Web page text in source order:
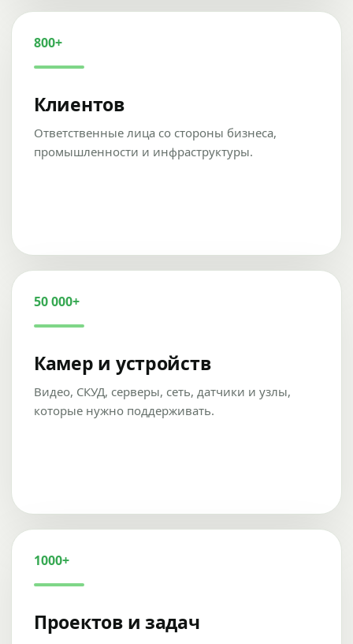
800+
Клиентов
Ответственные лица со стороны бизнеса,
промышленности и инфраструктуры.
50 000+
Камер и устройств
Видео, СКУД, серверы, сеть, датчики и узлы,
которые нужно поддерживать.
1000+
Проектов и задач